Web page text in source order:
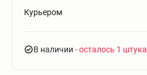
Курьером
В наличии - осталось 1 штука